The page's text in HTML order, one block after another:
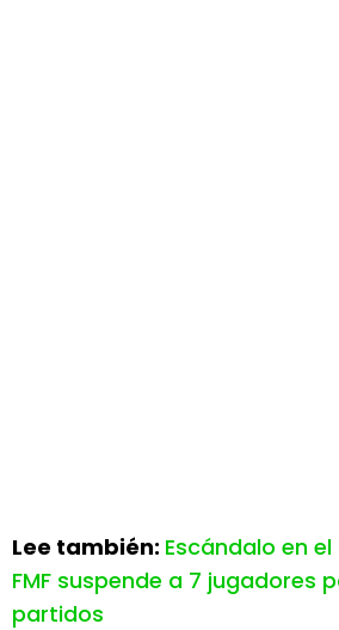
Lee también: Escándalo en
FMF suspende a 7 jugadores
partidos